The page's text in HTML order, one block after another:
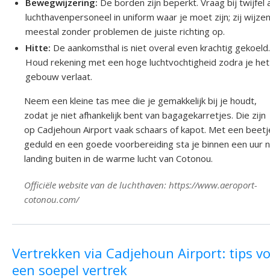
Bewegwijzering: De borden zijn beperkt. Vraag bij twijfel
luchthavenpersoneel in uniform waar je moet zijn; zij
meestal zonder problemen de juiste richting op.
Hitte: De aankomsthal is niet overal even krachtig gekoeld.
Houd rekening met een hoge luchtvochtigheid zodra je het
gebouw verlaat.
Neem een kleine tas mee die je gemakkelijk bij je houdt,
zodat je niet afhankelijk bent van bagagekarretjes. Die zijn
op Cadjehoun Airport vaak schaars of kapot. Met een
geduld en een goede voorbereiding sta je binnen een uur
landing buiten in de warme lucht van Cotonou.
Officiële website van de luchthaven: https://www.aeroport-
cotonou.com/
Vertrekken via Cadjehoun Airport: tips
een soepel vertrek